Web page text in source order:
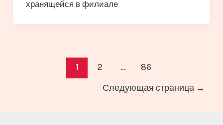
хранящейся в филиале
1 2 …
86
Следующая страница →